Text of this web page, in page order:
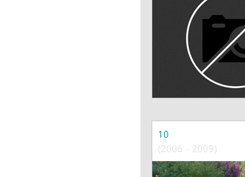
10
(2006 - 2009)